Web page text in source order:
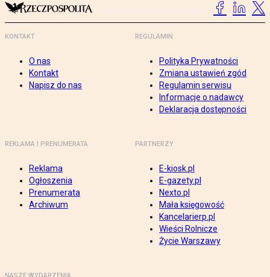
KONTAKT
O nas
Kontakt
Napisz do nas
REGULAMIN
Polityka Prywatności
Zmiana ustawień zgód
Regulamin serwisu
Informacje o nadawcy
Deklaracja dostępności
REKLAMA I PRENUMERATA
Reklama
Ogłoszenia
Prenumerata
Archiwum
PARTNERZY
E-kiosk.pl
E-gazety.pl
Nexto.pl
Mała księgowość
Kancelarierp.pl
Wieści Rolnicze
Życie Warszawy